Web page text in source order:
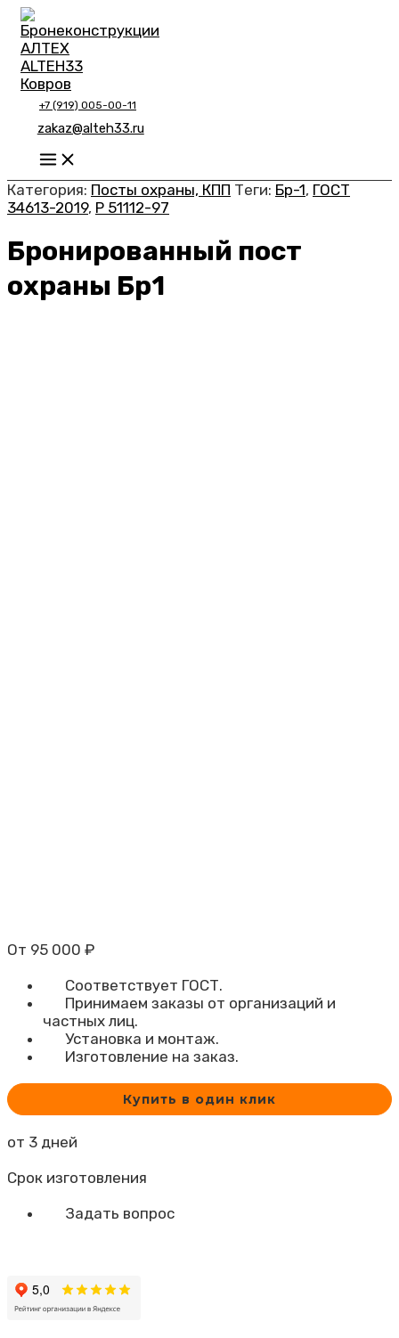
Перейти
содержимому
+7 (919) 005-00-11
zakaz@alteh33.ru
Main
Menu
Категория: Посты охраны, КПП Теги: Бр-1, ГОСТ
34613-2019, Р 51112-97
Бронированный пост
охраны Бр1
От 95 000 ₽
Соответствует ГОСТ.
Принимаем заказы от организаций и
частных лиц.
Установка и монтаж.
Изготовление на заказ.
Купить в один клик
от 3 дней
Срок изготовления
Задать вопрос